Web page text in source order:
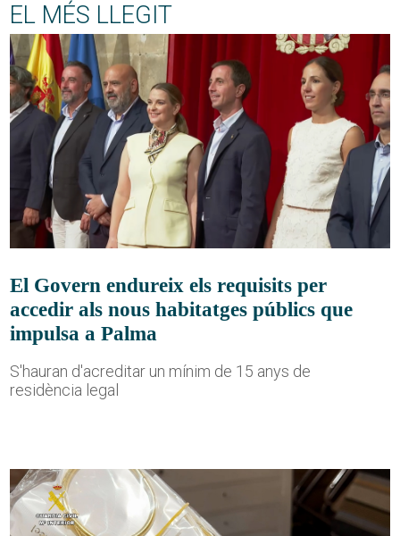
EL MÉS LLEGIT
El Govern endureix els requisits per
accedir als nous habitatges públics que
impulsa a Palma
S'hauran d'acreditar un mínim de 15 anys de
residència legal